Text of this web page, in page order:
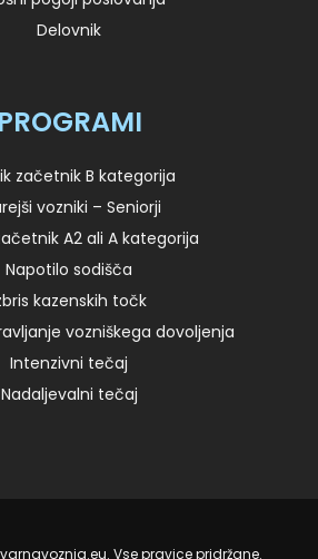
Delovnik
PROGRAMI
začetnik B kategorija
vozniki – Seniorji
A2 ali A kategorija
Napotilo sodišča
kazenskih točk
vozniškega dovoljenja
Intenzivni tečaj
Nadaljevalni tečaj
Vse pravice pridržane.